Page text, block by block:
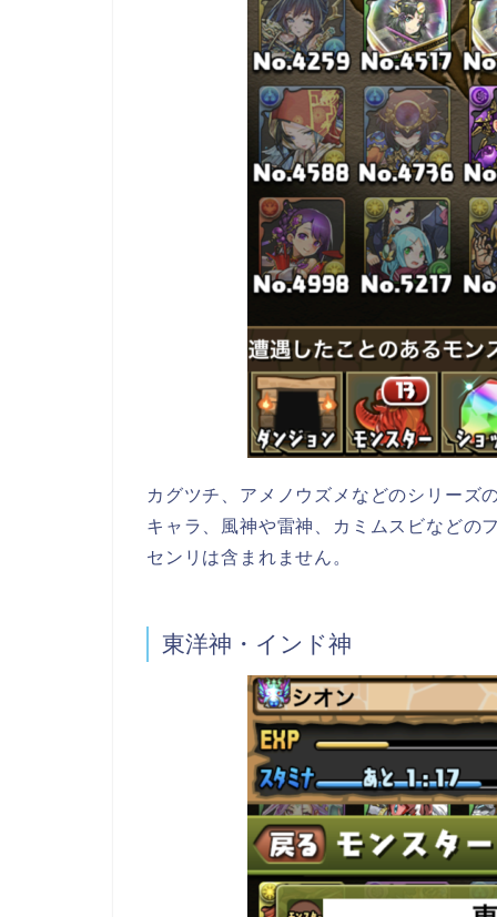
カグツチ、アメノウズメなどのシリーズ
キャラ、風神や雷神、カミムスビなどの
センリは含まれません。
東洋神・インド神